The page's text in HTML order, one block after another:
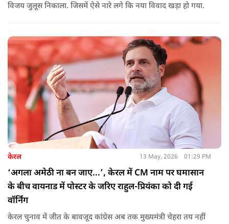
विजय जुलूस निकाला. जिसमें ऐसे नारे लगे कि नया विवाद खड़ा हो गया.
केरल 13 May, 2026 01:29 PM
‘अगला अमेठी ना बन जाए...’, केरल में CM नाम पर घमासान
के बीच वायनाड में पोस्टर के जरिए राहुल-प्रियंका को दी गई
वॉर्निंग
केरल चुनाव में जीत के बावजूद कांग्रेस अब तक मुख्यमंत्री चेहरा तय नहीं